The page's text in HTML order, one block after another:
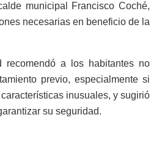
municipal Francisco Coché,
necesarias en beneficio de la
recomendó a los habitantes no
previo, especialmente si
inusuales, y sugirió
su seguridad.